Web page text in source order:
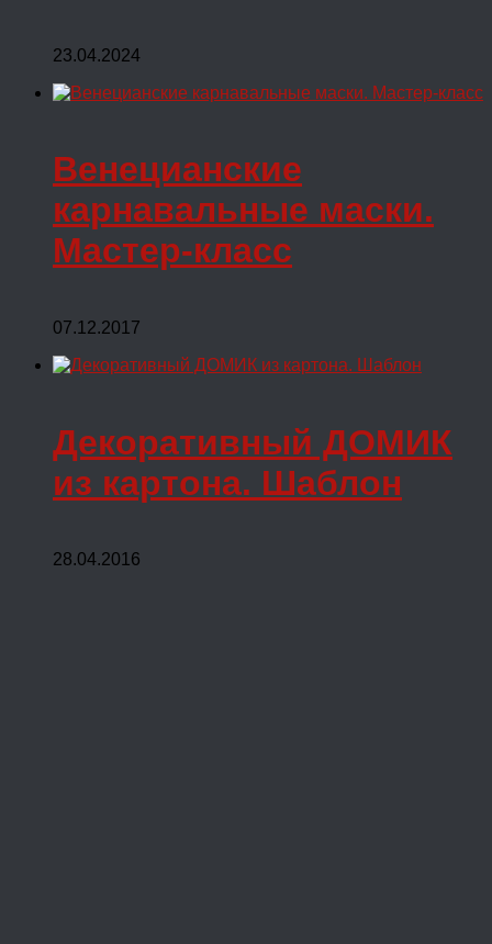
23.04.2024
Венецианские
карнавальные маски.
Мастер-класс
07.12.2017
Декоративный ДОМИК
из картона. Шаблон
28.04.2016